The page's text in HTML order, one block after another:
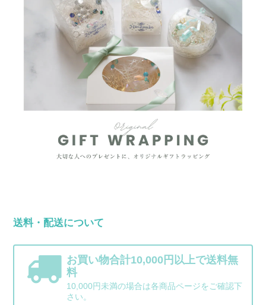
送料・配送について
お買い物合計10,000円以上で送料無
料
10,000円未満の場合は各商品ページをご確認下
さい。